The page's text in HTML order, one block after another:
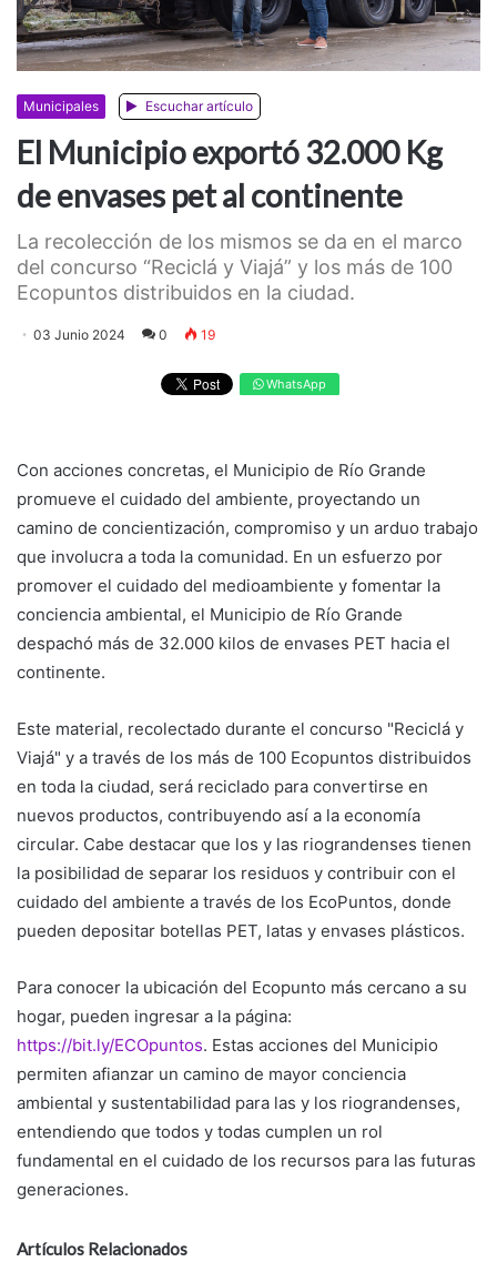
Municipales Escuchar artículo
El Municipio exportó 32.000 Kg
de envases pet al continente
La recolección de los mismos se da en el marco
del concurso “Reciclá y Viajá” y los más de 100
Ecopuntos distribuidos en la ciudad.
03 Junio 2024 0 19
WhatsApp
Con acciones concretas, el Municipio de Río Grande
promueve el cuidado del ambiente, proyectando un
camino de concientización, compromiso y un arduo trabajo
que involucra a toda la comunidad. En un esfuerzo por
promover el cuidado del medioambiente y fomentar la
conciencia ambiental, el Municipio de Río Grande
despachó más de 32.000 kilos de envases PET hacia el
continente.
Este material, recolectado durante el concurso "Reciclá y
Viajá" y a través de los más de 100 Ecopuntos distribuidos
en toda la ciudad, será reciclado para convertirse en
nuevos productos, contribuyendo así a la economía
circular. Cabe destacar que los y las riograndenses tienen
la posibilidad de separar los residuos y contribuir con el
cuidado del ambiente a través de los EcoPuntos, donde
pueden depositar botellas PET, latas y envases plásticos.
Para conocer la ubicación del Ecopunto más cercano a su
hogar, pueden ingresar a la página:
https://bit.ly/ECOpuntos. Estas acciones del Municipio
permiten afianzar un camino de mayor conciencia
ambiental y sustentabilidad para las y los riograndenses,
entendiendo que todos y todas cumplen un rol
fundamental en el cuidado de los recursos para las futuras
generaciones.
Artículos Relacionados